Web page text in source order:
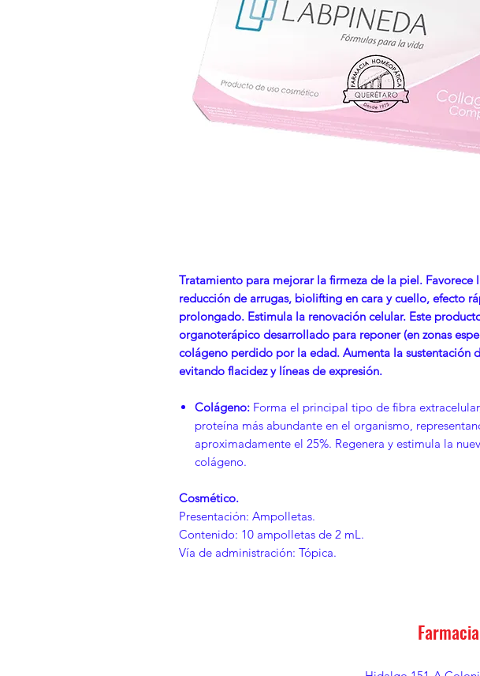
Tratamiento para mejorar la firmeza de la piel. Favorece
reducción de arrugas, biolifting en cara y cuello, efecto
prolongado. Estimula la renovación celular. Este
organoterápico desarrollado para reponer (en zonas
colágeno perdido por la edad. Aumenta la sustentación
evitando flacidez y líneas de expresión.
Colágeno: Forma el principal tipo de fibra
proteína más abundante en el organismo,
aproximadamente el 25%. Regenera y estimula la
colágeno.
Cosmético.
Presentación: Ampolletas.
Contenido: 10 ampolletas de 2 mL.
Vía de administración: Tópica.